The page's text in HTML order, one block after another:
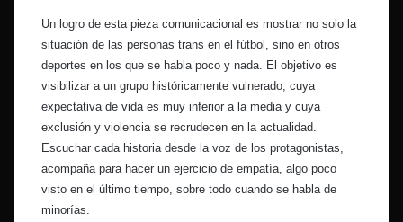
Un logro de esta pieza comunicacional es mostrar no solo la
situación de las personas trans en el fútbol, sino en otros
deportes en los que se habla poco y nada. El objetivo es
visibilizar a un grupo históricamente vulnerado, cuya
expectativa de vida es muy inferior a la media y cuya
exclusión y violencia se recrudecen en la actualidad.
Escuchar cada historia desde la voz de los protagonistas,
acompaña para hacer un ejercicio de empatía, algo poco
visto en el último tiempo, sobre todo cuando se habla de
minorías.